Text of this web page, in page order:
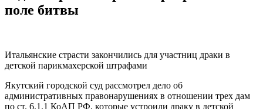
поле битвы
Итальянские страсти закончились для участниц драки в
детской парикмахерской штрафами
Якутский городской суд рассмотрел дело об
административных правонарушениях в отношении трех дам
по ст. 6.1.1 КоАП РФ, которые устроили драку в детской